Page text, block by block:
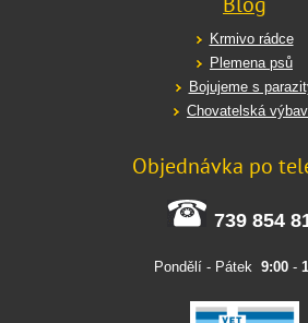
Krmivo rádce
Plemena psů
Bojujeme s
Chovatelská
Objednávka po
739 854
Pondělí - Pátek 9:00-